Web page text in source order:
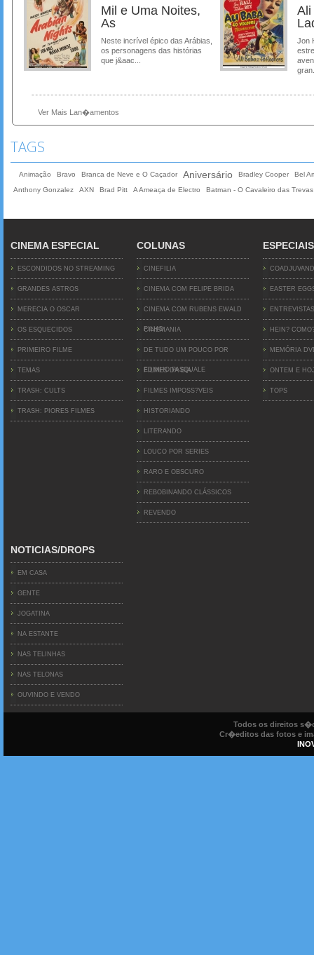
Mil e Uma Noites,
As
Neste incrível épico das Arábias,
os personagens das histórias
que j&aac...
Ali
Jon
Ver Mais Lan�amentos
TAGS
Animação Bravo Branca de Neve e O Caçador Aniversário Bradley Cooper
Bel
Anthony Gonzalez
AXN Brad Pitt A Ameaça de Electro Batman - O Cavaleiro das
CINEMA ESPECIAL
ESCONDIDOS NO STREAMING
GRANDES ASTROS
MERECIA O OSCAR
OS ESQUECIDOS
PRIMEIRO FILME
TEMAS
TRASH: CULTS
TRASH: PIORES FILMES
COLUNAS
CINEFILIA
CINEMA COM FELIPE BRIDA
CINEMA COM RUBENS EWALD
FILHO
CINEMANIA
DE TUDO UM POUCO POR
EDINHO PASQUALE
FILMES DA BIA
FILMES IMPOSS?VEIS
HISTORIANDO
LITERANDO
LOUCO POR SERIES
RARO E OBSCURO
REBOBINANDO CLÁSSICOS
REVENDO
ESPECIAIS
EASTER
ENTREVISTAS
HEIN?
MEMÓRIA
ONTEM E
TOPS
NOTICIAS/DROPS
EM CASA
GENTE
JOGATINA
NA ESTANTE
NAS TELINHAS
NAS TELONAS
OUVINDO E VENDO
Todos os direitos
Cr�editos das fotos e